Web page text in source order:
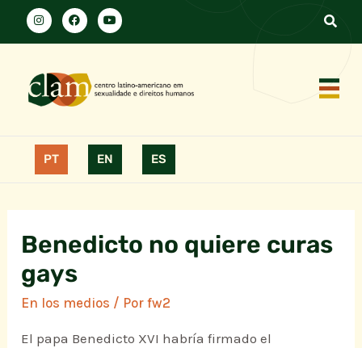
PT EN ES
Benedicto no quiere curas
gays
En los medios / Porfw2
El papa Benedicto XVI habría firmado el